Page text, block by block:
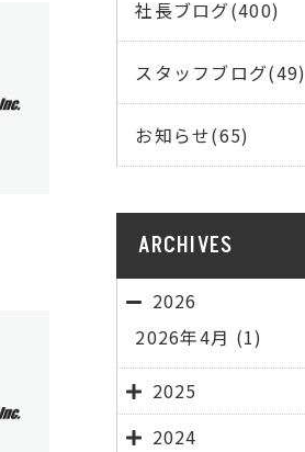
社長ブログ(400)
スタッフブログ(49)
お知らせ(65)
ARCHIVES
2026
2026年4月 (1)
2025
2024